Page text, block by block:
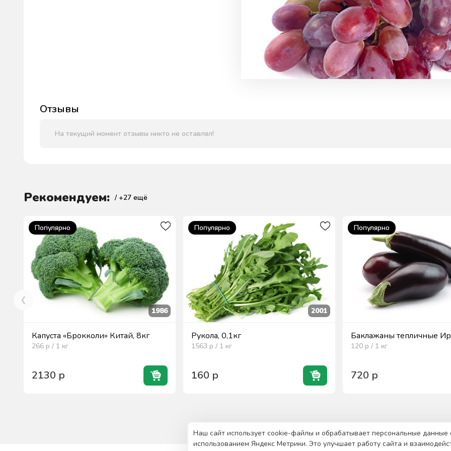
Отзывы
На текущий момент отзывы никто не оставлял!
Рекомендуем: / +27 ещё
Популярно
1986
Капуста «Брокколи» Китай, 8кг
266 р / 1 кг
2130 р
Популярно
2001
Рукола, 0,1кг
1563 р / 1 кг
160 р
Популярно
Баклажаны тепличные
120 р / 1 кг
720 р
Наш сайт использует cookie-файлы и обрабатывает персональные данные
использованием Яндекс Метрики. Это улучшает работу сайта и